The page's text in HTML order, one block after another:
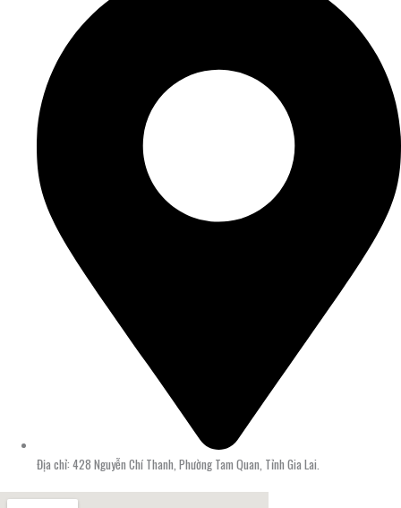
Địa chỉ: 428 Nguyễn Chí Thanh, Phường Tam Quan, Tỉnh Gia Lai.